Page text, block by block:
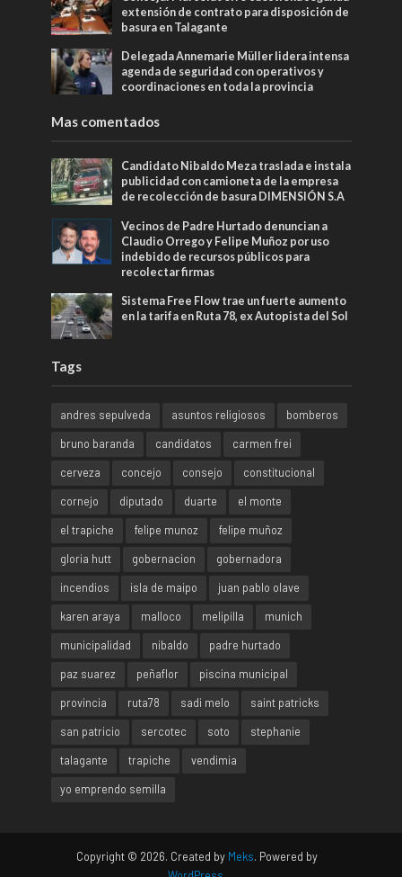
extensión de contrato para disposición de
basura en Talagante
Delegada Annemarie Müller lidera intensa
agenda de seguridad con operativos y
coordinaciones en toda la provincia
Mas comentados
Candidato Nibaldo Meza traslada e instala
publicidad con camioneta de la empresa
de recolección de basura DIMENSIÓN S.A
Vecinos de Padre Hurtado denuncian a
Claudio Orrego y Felipe Muñoz por uso
indebido de recursos públicos para
recolectar firmas
Sistema Free Flow trae un fuerte aumento
en la tarifa en Ruta 78, ex Autopista del Sol
Tags
andres sepulveda asuntos religiosos
bomberos
bruno baranda
candidatos
carmen frei
cerveza
concejo consejo
constitucional
cornejo
diputado duarte
el monte
el trapiche
felipe munoz
felipe muñoz
gloria hutt
gobernacion
gobernadora
incendios
isla de maipo
juan pablo olave
karen araya
malloco melipilla
munich
municipalidad
nibaldo
padre hurtado
paz suarez
peñaflor
piscina municipal
provincia
ruta78 sadi melo
saint patricks
san patricio
sercotec soto
stephanie
talagante
trapiche
vendimia
yo emprendo semilla
Copyright © 2026. Created by Meks. Powered by